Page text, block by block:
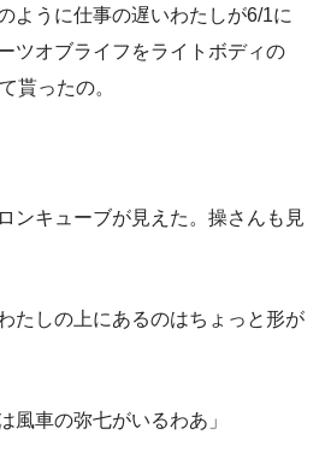
ように仕事の遅いわたしが6/1に
ツオブライフをライトボディの
貰ったの。
ンキューブが見えた。操さんも見
たしの上にあるのはちょっと形が
風車の弥七がいるわあ」